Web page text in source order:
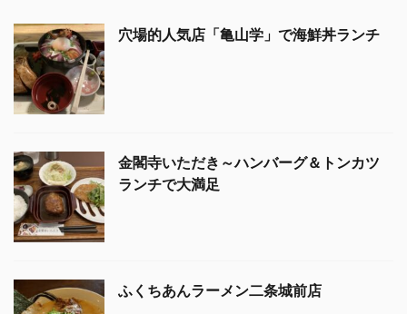
穴場的人気店「亀山学」で海鮮丼ランチ
金閣寺いただき～ハンバーグ＆トンカツ
ランチで大満足
ふくちあんラーメン二条城前店